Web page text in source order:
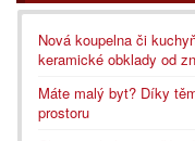
Nová koupelna či
keramické obklady od
Máte malý byt? Díky
prostoru